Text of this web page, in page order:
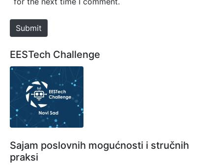
e
Submit
EESTech Challenge
Sajam poslovnih mogućnosti i stručnih
praksi